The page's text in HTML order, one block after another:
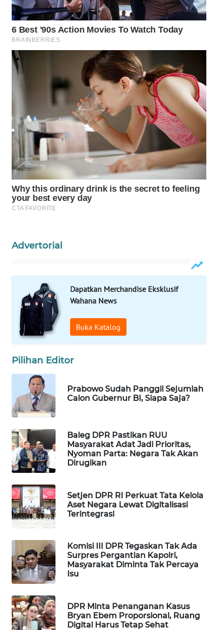
Advertorial
Dapatkan Merchandise Eksklusif
Wahana News
Buka Katalog
Pilihan Editor
Prabowo Sudah Panggil Sejumlah
Calon Gubernur BI, Siapa Saja?
Baleg DPR Pastikan RUU
Masyarakat Adat Jadi Prioritas,
Nyoman Parta: Negara Tak Akan
Dirugikan
Setjen DPR RI Perkuat Tata Kelola
Aset Negara Lewat Digitalisasi
Terintegrasi
Komisi III DPR Tegaskan Tak Ada
Surpres Pergantian Kapolri,
Masyarakat Diminta Tak Percaya
Isu
DPR Minta Penanganan Kasus
Bryan Ebem Proporsional, Ruang
Digital Harus Tetap Sehat
BINTAN
WN
MANDALIKA
LIKUPANG
LABUANBAJO
BORNEO
Wahana
Media
Group
WAHANA
WAHANA
ADVOKAT
WAHANA
INFRASTRUKTUR
WAHANA
WAHANA
LISTRIK
WAHANA
TRAVEL
WAHANA
WAHANANEWS
ID
WAHANANEWS
CO ID
WAHANANEWS
NET
WAHANA
SPORT